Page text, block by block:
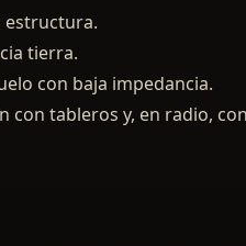
estructura.
tierra.
con baja impedancia.
con tableros y, en radio,